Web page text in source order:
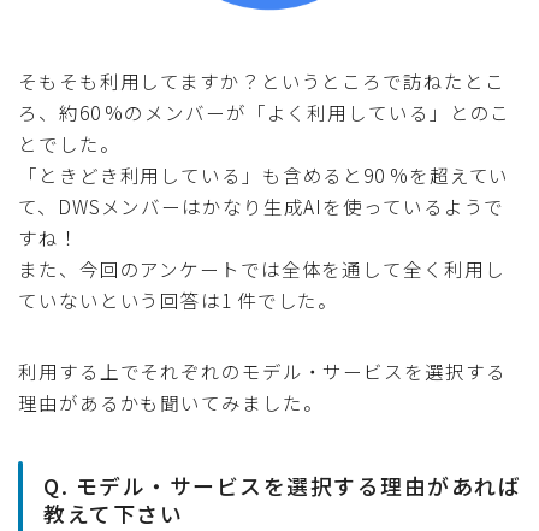
そもそも利用してますか？というところで訪ねたとこ
ろ、約60 %のメンバーが「よく利用している」とのこ
とでした。
「ときどき利用している」も含めると90 %を超えてい
て、DWSメンバーはかなり生成AIを使っているようで
すね！
また、今回のアンケートでは全体を通して全く利用し
ていないという回答は1 件でした。
利用する上でそれぞれのモデル・サービスを選択する
理由があるかも聞いてみました。
Q. モデル・サービスを選択する理由があれば
教えて下さい